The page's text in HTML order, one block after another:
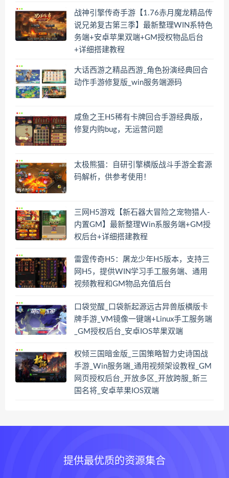
战神引擎传奇手游【1.76赤月魔龙精品传
说兄弟复古第三季】最新整理WIN系特色
务端+安卓苹果双端+GM授权物品后台
+详细搭建教程
大话西游之精品西游_角色扮演经典回合
动作手游修复版_win服务端源码
咸鱼之王H5稀有卡牌回合手游经典版，
修复内购bug，无运营问题
太极熊猫：自研引擎横版战斗手游全套源
码解析，供参考使用！
三网H5游戏【新石器大冒险之宠物猎人-
内置GM】最新整理Win系服务端+GM授
权后台+详细搭建教程
雷霆传奇H5：屠龙少年H5版本，支持三
网H5，提供WIN学习手工服务端、通用
视频教程和GM物品充值后台
口袋觉醒_口袋新起源远古异兽版横版卡
牌手游_VM镜像一键端+Linux手工服务端
_GM授权后台_安卓IOS苹果双端
权倾三国暗金版_三国策略智力史诗国战
手游_Win服务端_通用视频架设教程_GM
网页授权后台_开放多区_开放跨服_新三
国名将_安卓苹果IOS双端
提供最优质的资源集合